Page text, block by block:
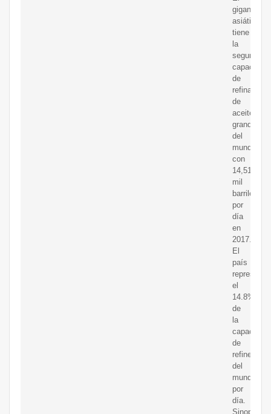
gigante
asiático
tiene
la
segunda
capacidad
de
refinación
de
aceitemás
grande
del
mundo
con
14,513
mil
barriles
por
día
en
2017.
El
país
representó
el
14.8%
de
la
capacidad
de
refinería
del
mundo
por
día.
Sinopec